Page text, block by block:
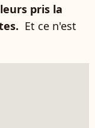
pris la
Et ce n'est